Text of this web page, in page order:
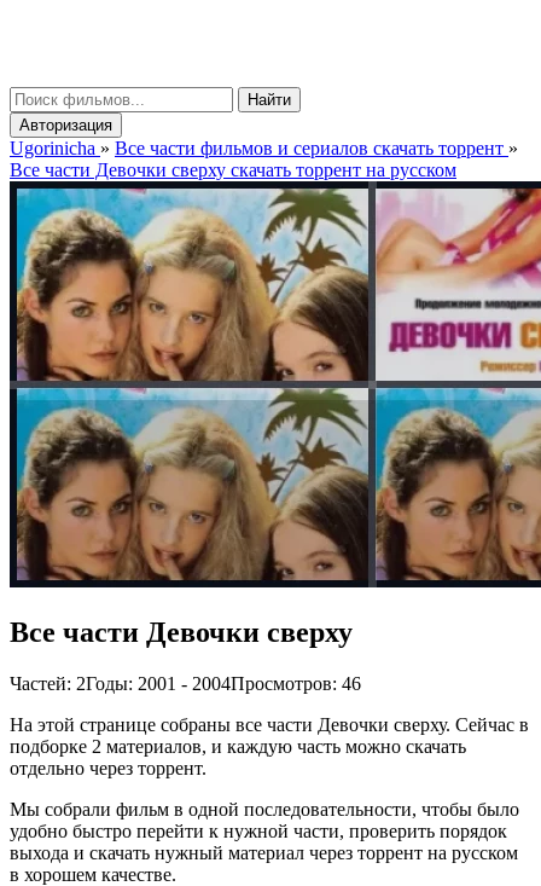
Найти
Авторизация
Ugorinicha » Все части фильмов и сериалов скачать торрент »
Все части Девочки сверху скачать торрент на русском
Все части Девочки сверху
Частей: 2Годы: 2001 - 2004Просмотров: 46
На этой странице собраны все части Девочки сверху. Сейчас в
подборке 2 материалов, и каждую часть можно скачать
отдельно через торрент.
Мы собрали фильм в одной последовательности, чтобы было
удобно быстро перейти к нужной части, проверить порядок
выхода и скачать нужный материал через торрент на русском
в хорошем качестве.